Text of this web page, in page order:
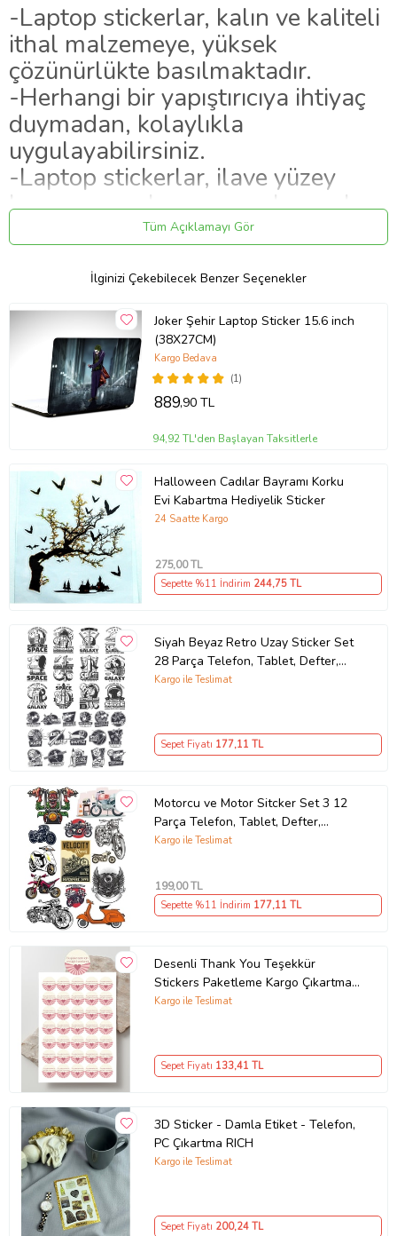
-Laptop stickerlar, kalın ve kaliteli
ithal malzemeye, yüksek
çözünürlükte basılmaktadır.
-Herhangi bir yapıştırıcıya ihtiyaç
duymadan, kolaylıkla
uygulayabilirsiniz.
-Laptop stickerlar, ilave yüzey
koruyucu malzeme uygulanarak
hazırlanmaktadır.
ayrılma yapmaz, iz bırakmaz.
-Ürünlerimiz, kargoda hasar
almayacak şekilde paketlenip,
teslim edilmektedir.
Tüm Açıklamayı Gör
İlginizi Çekebilecek Benzer Seçenekler
Joker Şehir Laptop Sticker 15.6 inch
(38X27CM)
(1)
Kargo Bedava
889,90 TL
94,92 TL'den Başlayan Taksitlerle
Halloween Cadılar Bayramı Korku
Evi Kabartma Hediyelik Sticker
24 Saatte Kargo
275,00 TL
Sepette %11 İndirim 244,75 TL
Siyah Beyaz Retro Uzay Sticker Set
28 Parça Telefon, Tablet, Defter,
Laptop Sticker
Kargo ile Teslimat
Sepet Fiyatı 177,11 TL
Motorcu ve Motor Sitcker Set 3 12
Parça Telefon, Tablet, Defter,
Laptop Sticker
Kargo ile Teslimat
199,00 TL
Sepette %11 İndirim 177,11 TL
Desenli Thank You Teşekkür
Stickers Paketleme Kargo Çıkartma
PYTKSTK110
Kargo ile Teslimat
Sepet Fiyatı 133,41 TL
3D Sticker - Damla Etiket - Telefon,
PC Çıkartma RICH
Kargo ile Teslimat
Sepet Fiyatı 200,24 TL